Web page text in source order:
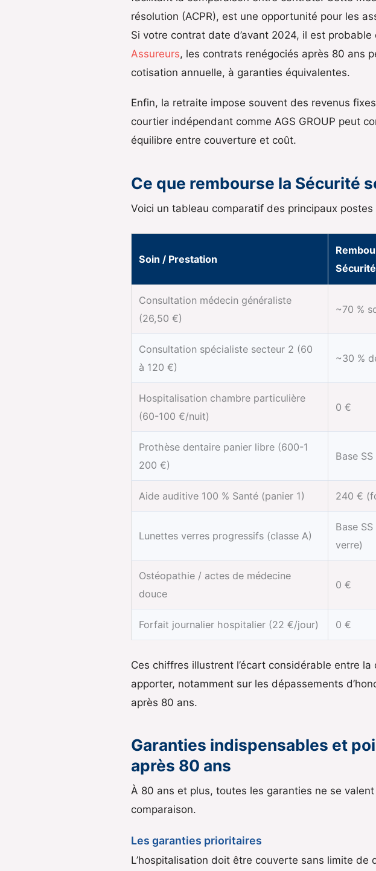
résolution (ACPR), est une opportunité pour les
Si votre contrat date d’avant 2024, il est
Assureurs, les contrats renégociés après 80 ans
cotisation annuelle, à garanties équivalentes.
Enfin, la retraite impose souvent des revenus
courtier indépendant comme AGS GROUP peut
équilibre entre couverture et coût.
Ce que rembourse la Sécurité
Voici un tableau comparatif des principaux
Soin / Prestation
Consultation médecin généraliste
(26,50 €)
~70 %
Consultation spécialiste secteur 2 (60
à 120 €)
~30 %
Hospitalisation chambre particulière
(60-100 €/nuit)
0 €
Prothèse dentaire panier libre (600-1
200 €)
Base
Aide auditive 100 % Santé (panier 1) 240 €
Lunettes verres progressifs (classe A)
Base
verre)
Ostéopathie / actes de médecine
douce
0 €
Forfait journalier hospitalier (22 €/jour) 0 €
Ces chiffres illustrent l’écart considérable entre
apporter, notamment sur les dépassements
après 80 ans.
Garanties indispensables et
après 80 ans
À 80 ans et plus, toutes les garanties ne se
comparaison.
Les garanties prioritaires
L’hospitalisation doit être couverte sans limite